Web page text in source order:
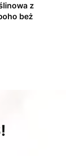
z
beż